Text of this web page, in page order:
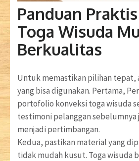
Panduan
Toga Wisuda
Berkualitas
Untuk memastikan pilihan tepat,
yang bisa digunakan. Pertama,
portofolio konveksi toga wisuda
testimoni pelanggan sebelumnya
menjadi pertimbangan.
Kedua, pastikan material yang
tidak mudah kusut. Toga wisuda